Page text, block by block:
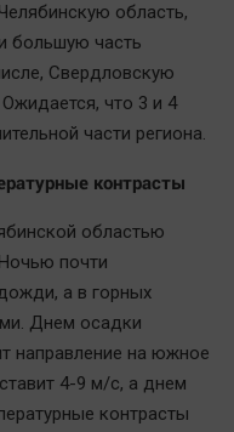
область,
большую часть
Свердловскую
что 3 и 4
части региона.
контрасты
областью
почти
а в горных
Днем осадки
направление на южное
4-9 м/с, а днем
контрасты